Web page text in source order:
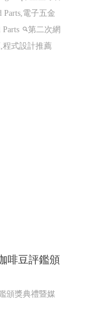
Parts,電子五金
第二次網
程式設計推薦
啡豆評鑑頒
頒獎典禮暨媒